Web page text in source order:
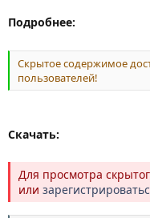
Подробнее:
Скрытое содержимое
пользователей!
Скачать:
Для просмотра
или